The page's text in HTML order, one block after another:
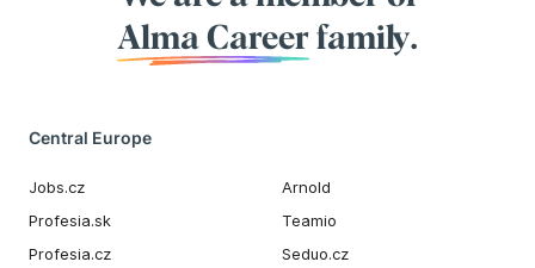
Alma Career family.
Central Europe
Jobs.cz
Profesia.sk
Profesia.cz
Arnold
Teamio
Seduo.cz